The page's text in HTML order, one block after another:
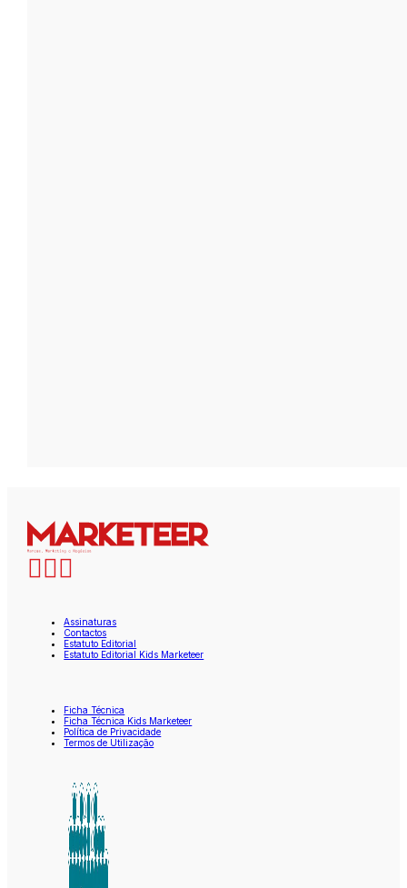
Assinaturas
Contactos
Estatuto Editorial
Estatuto Editorial Kids Marketeer
Ficha Técnica
Ficha Técnica Kids Marketeer
Política de Privacidade
Termos de Utilização